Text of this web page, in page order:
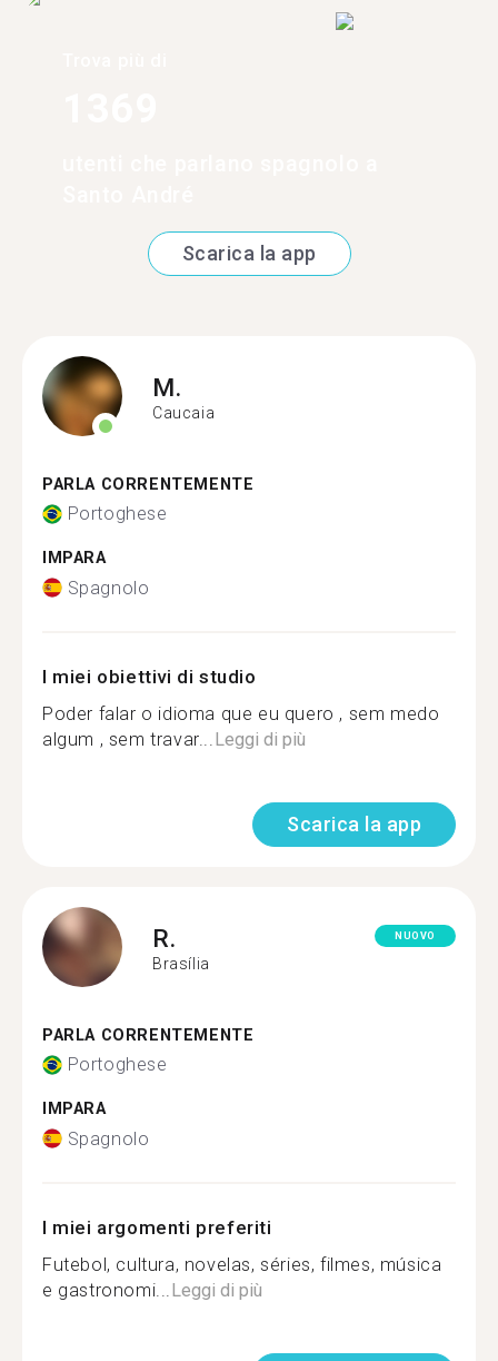
Scarica la app
M.
Caucaia
PARLA CORRENTEMENTE
Portoghese
IMPARA
Spagnolo
I miei obiettivi di studio
Poder falar o idioma que eu quero , sem medo
algum , sem travar... Leggi di più
Scarica la app
R.
Brasília
NUOVO
PARLA CORRENTEMENTE
Portoghese
IMPARA
Spagnolo
I miei argomenti preferiti
Futebol, cultura, novelas, séries, filmes, música
e gastronomi... Leggi di più